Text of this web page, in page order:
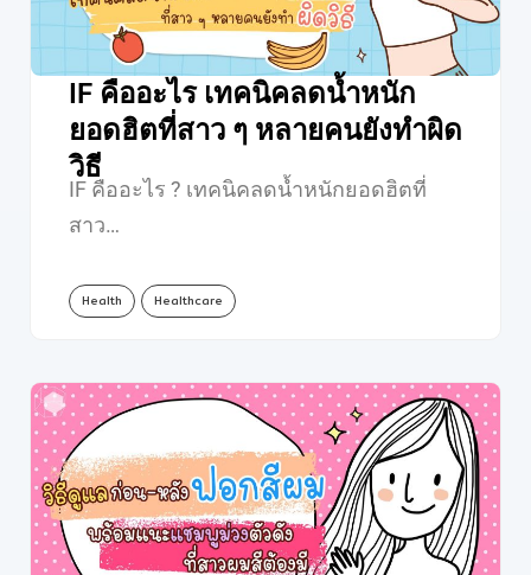
IF คืออะไร เทคนิคลดน้ำหนัก
ยอดฮิตที่สาว ๆ หลายคนยังทำผิด
วิธี
IF คืออะไร ? เทคนิคลดน้ำหนักยอดฮิตที่
สาว…
Health Healthcare